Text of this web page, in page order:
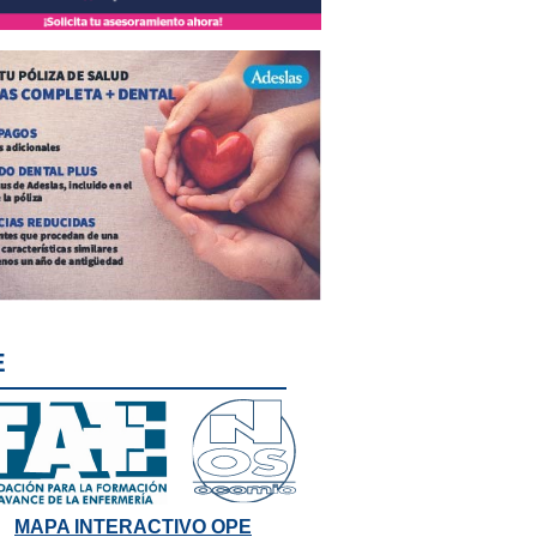
MAPA INTERACTIVO OPE